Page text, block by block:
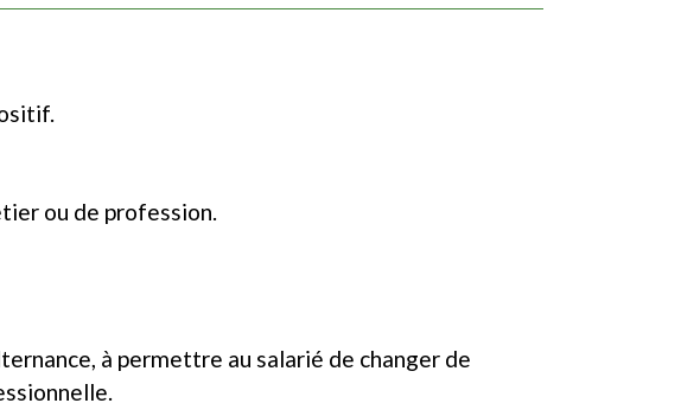
ou de profession.
à permettre au salarié de changer de